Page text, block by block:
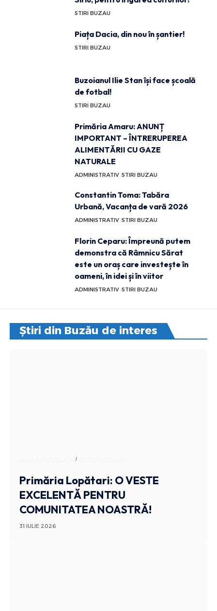
STIRI BUZAU
Piața Dacia, din nou în șantier!
STIRI BUZAU
Buzoianul Ilie Stan își face școală
de fotbal!
STIRI BUZAU
Primăria Amaru: ANUNȚ
IMPORTANT – ÎNTRERUPEREA
ALIMENTĂRII CU GAZE
NATURALE
ADMINISTRATIV STIRI BUZAU
Constantin Toma: Tabăra
Urbană, Vacanța de vară 2026
ADMINISTRATIV STIRI BUZAU
Florin Ceparu: Împreună putem
demonstra că Râmnicu Sărat
este un oraș care investește în
oameni, în idei și în viitor
ADMINISTRATIV STIRI BUZAU
Știri din Buzău de interes
ADMINISTRATIV
Primăria Lopătari: O VESTE
EXCELENTĂ PENTRU
COMUNITATEA NOASTRĂ!
31 IULIE 2026